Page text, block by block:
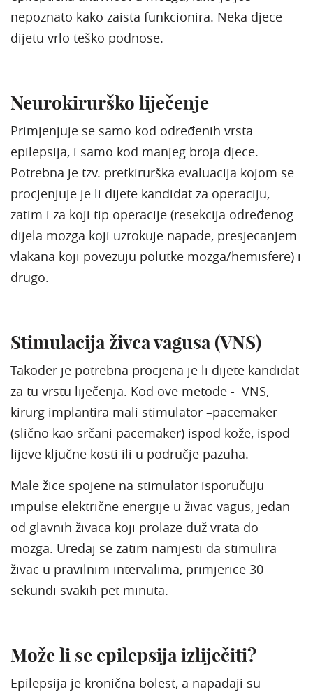
nepoznato kako zaista funkcionira. Neka djece
dijetu vrlo teško podnose.
Neurokirurško liječenje
Primjenjuje se samo kod određenih vrsta
epilepsija, i samo kod manjeg broja djece.
Potrebna je tzv. pretkirurška evaluacija kojom se
procjenjuje je li dijete kandidat za operaciju,
zatim i za koji tip operacije (resekcija određenog
dijela mozga koji uzrokuje napade, presjecanjem
vlakana koji povezuju polutke mozga/hemisfere) i
drugo.
Stimulacija živca vagusa (VNS)
Također je potrebna procjena je li dijete kandidat
za tu vrstu liječenja. Kod ove metode - VNS,
kirurg implantira mali stimulator –pacemaker
(slično kao srčani pacemaker) ispod kože, ispod
lijeve ključne kosti ili u područje pazuha.
Male žice spojene na stimulator isporučuju
impulse električne energije u živac vagus, jedan
od glavnih živaca koji prolaze duž vrata do
mozga. Uređaj se zatim namjesti da stimulira
živac u pravilnim intervalima, primjerice 30
sekundi svakih pet minuta.
Može li se epilepsija izliječiti?
Epilepsija je kronična bolest, a napadaji su